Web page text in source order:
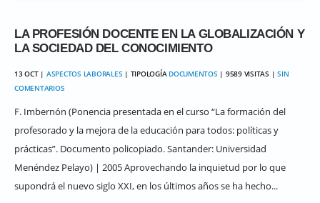
LA PROFESIÓN DOCENTE EN LA GLOBALIZACIÓN Y
LA SOCIEDAD DEL CONOCIMIENTO
13 OCT | ASPECTOS LABORALES | TIPOLOGÍA DOCUMENTOS | 9589 VISITAS | SIN
COMENTARIOS
F. Imbernón (Ponencia presentada en el curso “La formación del
profesorado y la mejora de la educación para todos: políticas y
prácticas”. Documento policopiado. Santander: Universidad
Menéndez Pelayo) | 2005 Aprovechando la inquietud por lo que
supondrá el nuevo siglo XXI, en los últimos años se ha hecho...